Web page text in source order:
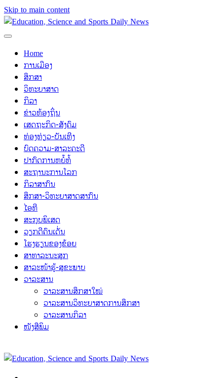
Skip to main content
Home
ການເມືອງ
ສຶກສາ
ວິທະຍາສາດ
ກິລາ
ຂ່າວທ້ອງຖິ່ນ
ເສດຖະກິດ-ສັງຄົມ
ທ່ອງທ່ຽວ-ບັນເທີງ
ບົດຄວາມ-ສາລະຄະດີ
ປາກົດການຫຍໍ້ທໍ້
ສະຖານະການໂລກ
ກິລາສາກົນ
ສຶກສາ-ວິທະຍາສາດສາກົນ
ໄອທີ
ສະກຸບພິເສດ
ວຽກດີຄົນເດັ່ນ
ໂຮງຮຽນຂອງຂ້ອຍ
ສາທາລະນະສຸກ
ສາລະໜ້າຮູ້-ສຸຂະພາບ
ວາລະສານ
ວາລະສານສຶກສາໃໝ່
ວາລະສານວິທະຍາສາດການສຶກສາ
ວາລະສານກິລາ
ໜັງສືພິມ